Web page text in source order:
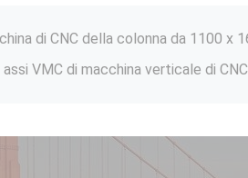
VMC di macchina verticale di CNC